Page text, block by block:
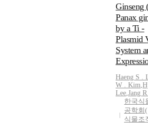
Ginseng
Panax
by a Ti -
Plasmid
System
Haeng S .
W . Kim,
Lee,Jang
한국식
공학회
식물조